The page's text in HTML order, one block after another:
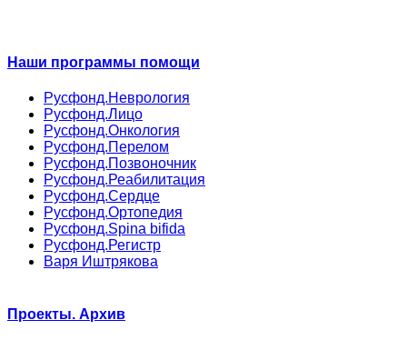
Наши программы помощи
Русфонд.Неврология
Русфонд.Лицо
Русфонд.Онкология
Русфонд.Перелом
Русфонд.Позвоночник
Русфонд.Реабилитация
Русфонд.Сердце
Русфонд.Ортопедия
Русфонд.Spina bifida
Русфонд.Регистр
Варя Иштрякова
Проекты. Архив